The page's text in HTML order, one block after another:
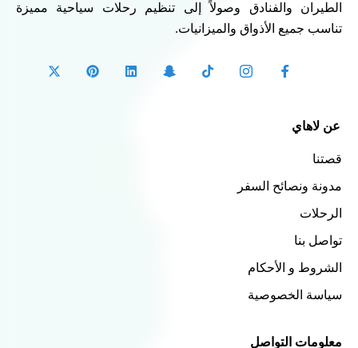
الطيران والفنادق وصولاً إلى تنظيم رحلات سياحية مميزة
تناسب جميع الأذواق والميزانيات.
عن لاهاي
قصتنا
مدونة ونصائح السفر
الرحلات
تواصل بنا
الشروط و الأحكام
سياسة الخصوصية
معلومات التواصل